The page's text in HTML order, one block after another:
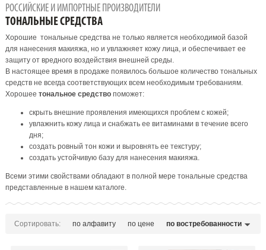
РОССИЙСКИЕ И ИМПОРТНЫЕ ПРОИЗВОДИТЕЛИ
ТОНАЛЬНЫЕ СРЕДСТВА
Хорошие тональные средства не только является необходимой базой
для нанесения макияжа, но и увлажняет кожу лица, и обеспечивает ее
защиту от вредного воздействия внешней среды.
В настоящее время в продаже появилось большое количество тональных
средств не всегда соответствующих всем необходимым требованиям.
Хорошее тональное средствопоможет:
скрыть внешние проявления имеющихся проблем с кожей;
увлажнить кожу лица и снабжать ее витаминами в течение всего
дня;
создать ровный тон кожи и выровнять ее текстуру;
создать устойчивую базу для нанесения макияжа.
Всеми этими свойствами обладают в полной мере тональные средства
представленные в нашем каталоге.
Сортировать: по алфавиту по цене по востребованности